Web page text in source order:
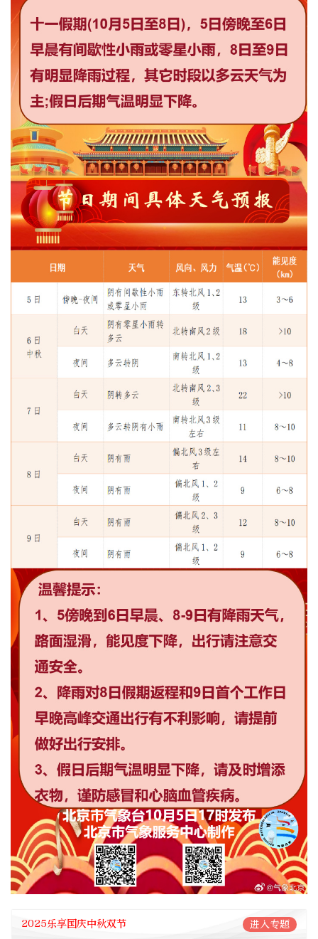
2025乐享国庆中秋双节 进入专题